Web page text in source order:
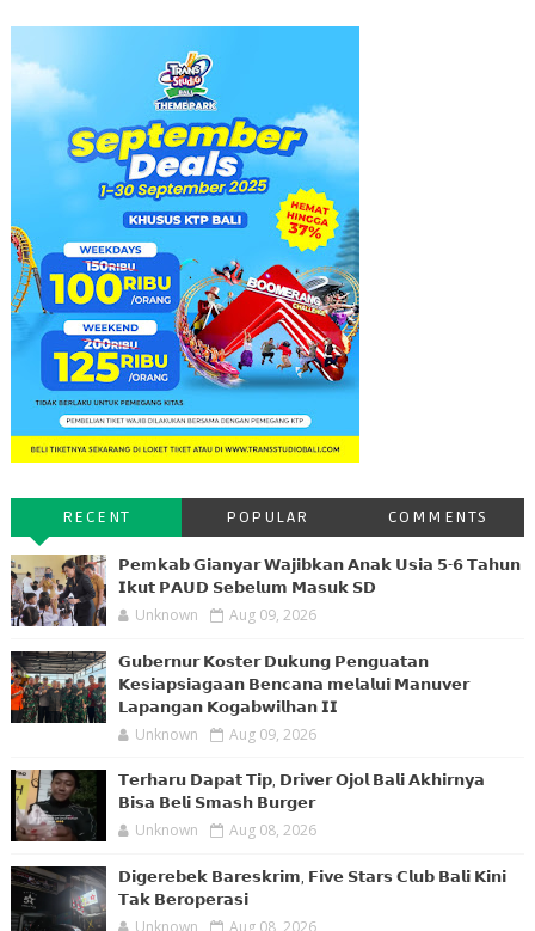
RECENT POPULAR COMMENTS
𝗣𝗲𝗺𝗸𝗮𝗯 𝗚𝗶𝗮𝗻𝘆𝗮𝗿 𝗪𝗮𝗷𝗶𝗯𝗸𝗮𝗻 𝗔𝗻𝗮𝗸 𝗨𝘀𝗶𝗮 𝟱-𝟲 𝗧𝗮𝗵𝘂𝗻
𝗜𝗸𝘂𝘁 𝗣𝗔𝗨𝗗 𝗦𝗲𝗯𝗲𝗹𝘂𝗺 𝗠𝗮𝘀𝘂𝗸 𝗦𝗗
Unknown Aug 09, 2026
𝗚𝘂𝗯𝗲𝗿𝗻𝘂𝗿 𝗞𝗼𝘀𝘁𝗲𝗿 𝗗𝘂𝗸𝘂𝗻𝗴 𝗣𝗲𝗻𝗴𝘂𝗮𝘁𝗮𝗻
𝗞𝗲𝘀𝗶𝗮𝗽𝘀𝗶𝗮𝗴𝗮𝗮𝗻 𝗕𝗲𝗻𝗰𝗮𝗻𝗮 𝗺𝗲𝗹𝗮𝗹𝘂𝗶 𝗠𝗮𝗻𝘂𝘃𝗲𝗿
𝗟𝗮𝗽𝗮𝗻𝗴𝗮𝗻 𝗞𝗼𝗴𝗮𝗯𝘄𝗶𝗹𝗵𝗮𝗻 𝗜𝗜
Unknown Aug 09, 2026
𝗧𝗲𝗿𝗵𝗮𝗿𝘂 𝗗𝗮𝗽𝗮𝘁 𝗧𝗶𝗽, 𝗗𝗿𝗶𝘃𝗲𝗿 𝗢𝗷𝗼𝗹 𝗕𝗮𝗹𝗶 𝗔𝗸𝗵𝗶𝗿𝗻𝘆𝗮
𝗕𝗶𝘀𝗮 𝗕𝗲𝗹𝗶 𝗦𝗺𝗮𝘀𝗵 𝗕𝘂𝗿𝗴𝗲𝗿
Unknown Aug 08, 2026
𝗗𝗶𝗴𝗲𝗿𝗲𝗯𝗲𝗸 𝗕𝗮𝗿𝗲𝘀𝗸𝗿𝗶𝗺, 𝗙𝗶𝘃𝗲 𝗦𝘁𝗮𝗿𝘀 𝗖𝗹𝘂𝗯 𝗕𝗮𝗹𝗶 𝗞𝗶𝗻𝗶
𝗧𝗮𝗸 𝗕𝗲𝗿𝗼𝗽𝗲𝗿𝗮𝘀𝗶
Unknown Aug 08, 2026